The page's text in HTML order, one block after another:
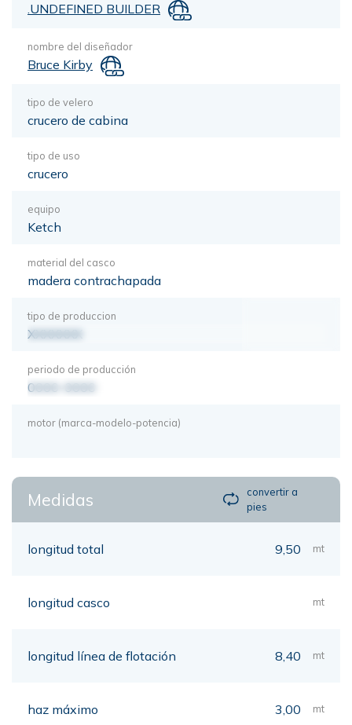
.UNDEFINED BUILDER
nombre del diseñador
Bruce Kirby
tipo de velero
crucero de cabina
tipo de uso
crucero
equipo
Ketch
material del casco
madera contrachapada
tipo de produccion
XXXXXXX
periodo de producción
0000-0000
motor (marca-modelo-potencia)
Medidas
convertir a
pies
longitud total 9,50 mt
longitud casco mt
longitud línea de flotación 8,40 mt
haz máximo 3,00 mt